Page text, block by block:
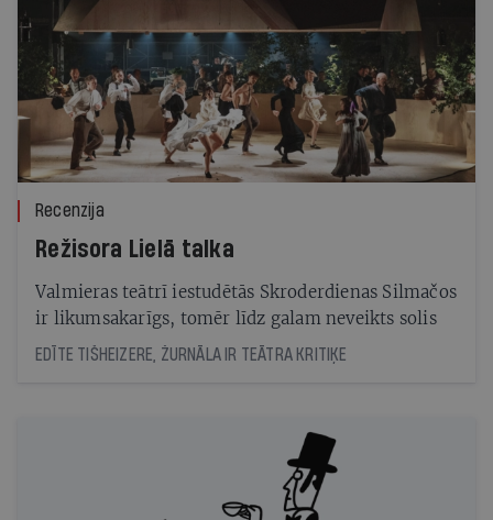
Recenzija
Režisora Lielā talka
Valmieras teātrī iestudētās Skroderdienas Silmačos
ir likumsakarīgs, tomēr līdz galam neveikts solis
EDĪTE TIŠHEIZERE, ŽURNĀLA IR TEĀTRA KRITIĶE